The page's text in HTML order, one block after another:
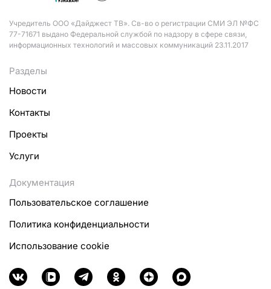
Учредитель ООО «Дайджест ТВ». Св-во о регистрации СМИ ЭЛ №ФС
77-71671 выдано Федеральной службой по надзору в сфере связи,
информационных технологий и массовых коммуникаций 23.11.2017
Разделы
Новости
Контакты
Проекты
Услуги
Документация
Пользовательское соглашение
Политика конфиденциальности
Использование cookie